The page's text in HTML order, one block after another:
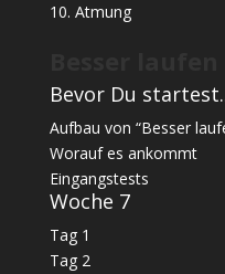
10. Atmung
Bevor Du
Aufbau von “Besser
Worauf es ankommt
Eingangstests
Woche 7
Tag 1
Tag 2